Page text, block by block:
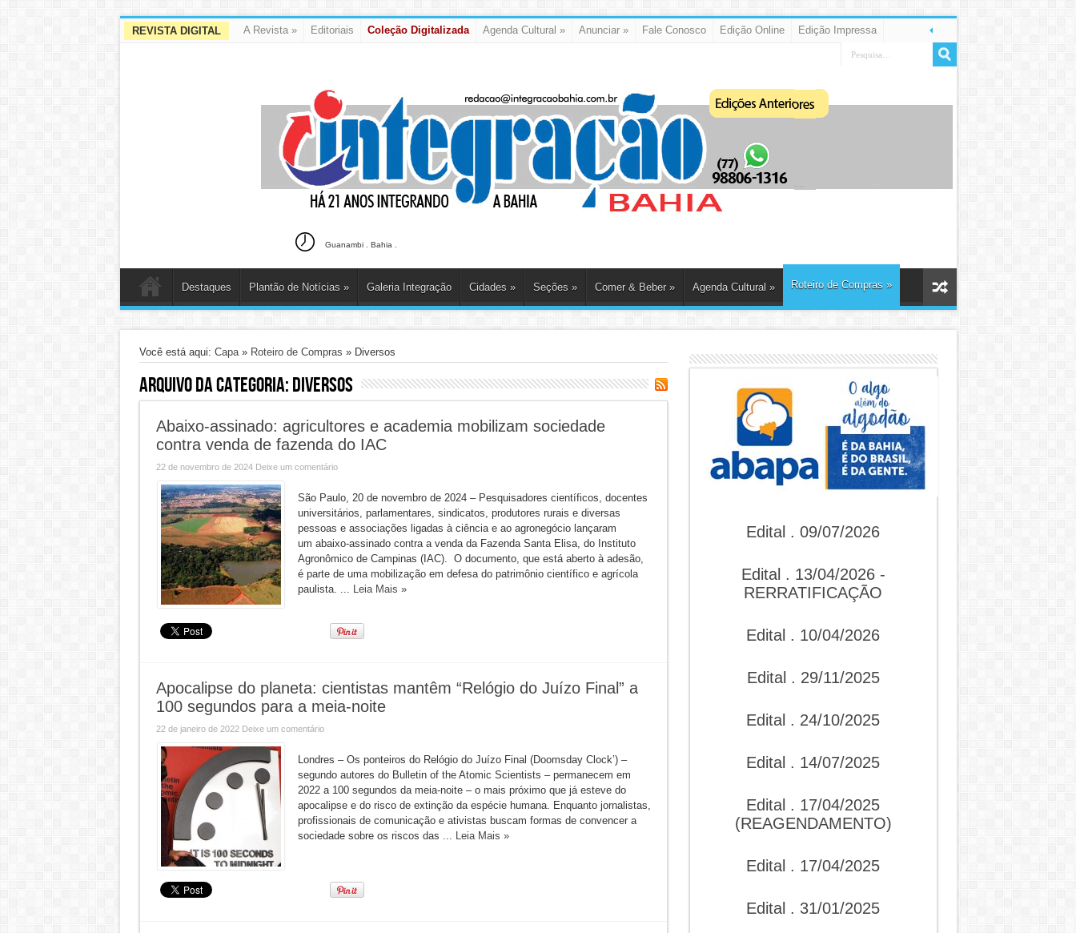
REVISTA DIGITAL A Revista » Editoriais Coleção Digitalizada Agenda Cultural » Anunciar » Fale Conosco Edição Online Edição Impressa
Guanambi . Bahia .
Destaques Plantão de Notícias » Galeria Integração Cidades » Seções » Comer & Beber » Agenda Cultural » Roteiro de Compras »
Você está aqui: Capa» Roteiro de Compras » Diversos
Arquivo da categoria:Diversos
Abaixo-assinado: agricultores e academia mobilizam sociedade
contra venda de fazenda do IAC
22 de novembro de 2024 Deixe um comentário
São Paulo, 20 de novembro de 2024 – Pesquisadores científicos, docentes
universitários, parlamentares, sindicatos, produtores rurais e diversas
pessoas e associações ligadas à ciência e ao agronegócio lançaram
um abaixo-assinado contra a venda da Fazenda Santa Elisa, do Instituto
Agronômico de Campinas (IAC). O documento, que está aberto à adesão,
é parte de uma mobilização em defesa do patrimônio científico e agrícola
paulista. ... Leia Mais »
Apocalipse do planeta: cientistas mantêm “Relógio do Juízo Final” a
100 segundos para a meia-noite
22 de janeiro de 2022 Deixe um comentário
Londres – Os ponteiros do Relógio do Juízo Final (Doomsday Clock’) –
segundo autores do Bulletin of the Atomic Scientists – permanecem em
2022 a 100 segundos da meia-noite – o mais próximo que já esteve do
apocalipse e do risco de extinção da espécie humana. Enquanto jornalistas,
profissionais de comunicação e ativistas buscam formas de convencer a
sociedade sobre os riscos das ... Leia Mais »
Edital . 09/07/2026
Edital . 13/04/2026 -
RERRATIFICAÇÃO
Edital . 10/04/2026
Edital . 29/11/2025
Edital . 24/10/2025
Edital . 14/07/2025
Edital . 17/04/2025
(REAGENDAMENTO)
Edital . 17/04/2025
Edital . 31/01/2025